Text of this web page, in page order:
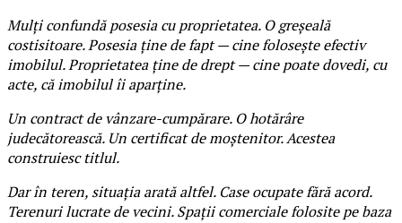
Mulți confundă posesia cu proprietatea. O greșeală
costisitoare. Posesia ține de fapt — cine folosește efectiv
imobilul. Proprietatea ține de drept — cine poate dovedi, cu
acte, că imobilul îi aparține.
Un contract de vânzare-cumpărare. O hotărâre
judecătorească. Un certificat de moștenitor. Acestea
construiesc titlul.
Dar în teren, situația arată altfel. Case ocupate fără acord.
Terenuri lucrate de vecini. Spații comerciale folosite pe baza